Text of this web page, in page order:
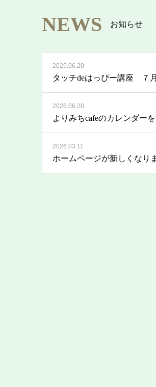
NEWS お知らせ
2026.06.20
タッチdeはっぴー講座 ７
2026.06.20
よりみちcafeのカレンダー
2026.03.11
ホームページが新しくなり